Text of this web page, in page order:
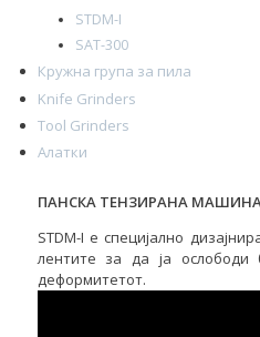
STDM-I
SAT-300
Кружна група за пила
Knife Grinders
Tool Grinders
Алатки
ПАНСКА ТЕНЗИРАНА
STDM-I е специјално
лентите за да ја ослободи
деформитетот.